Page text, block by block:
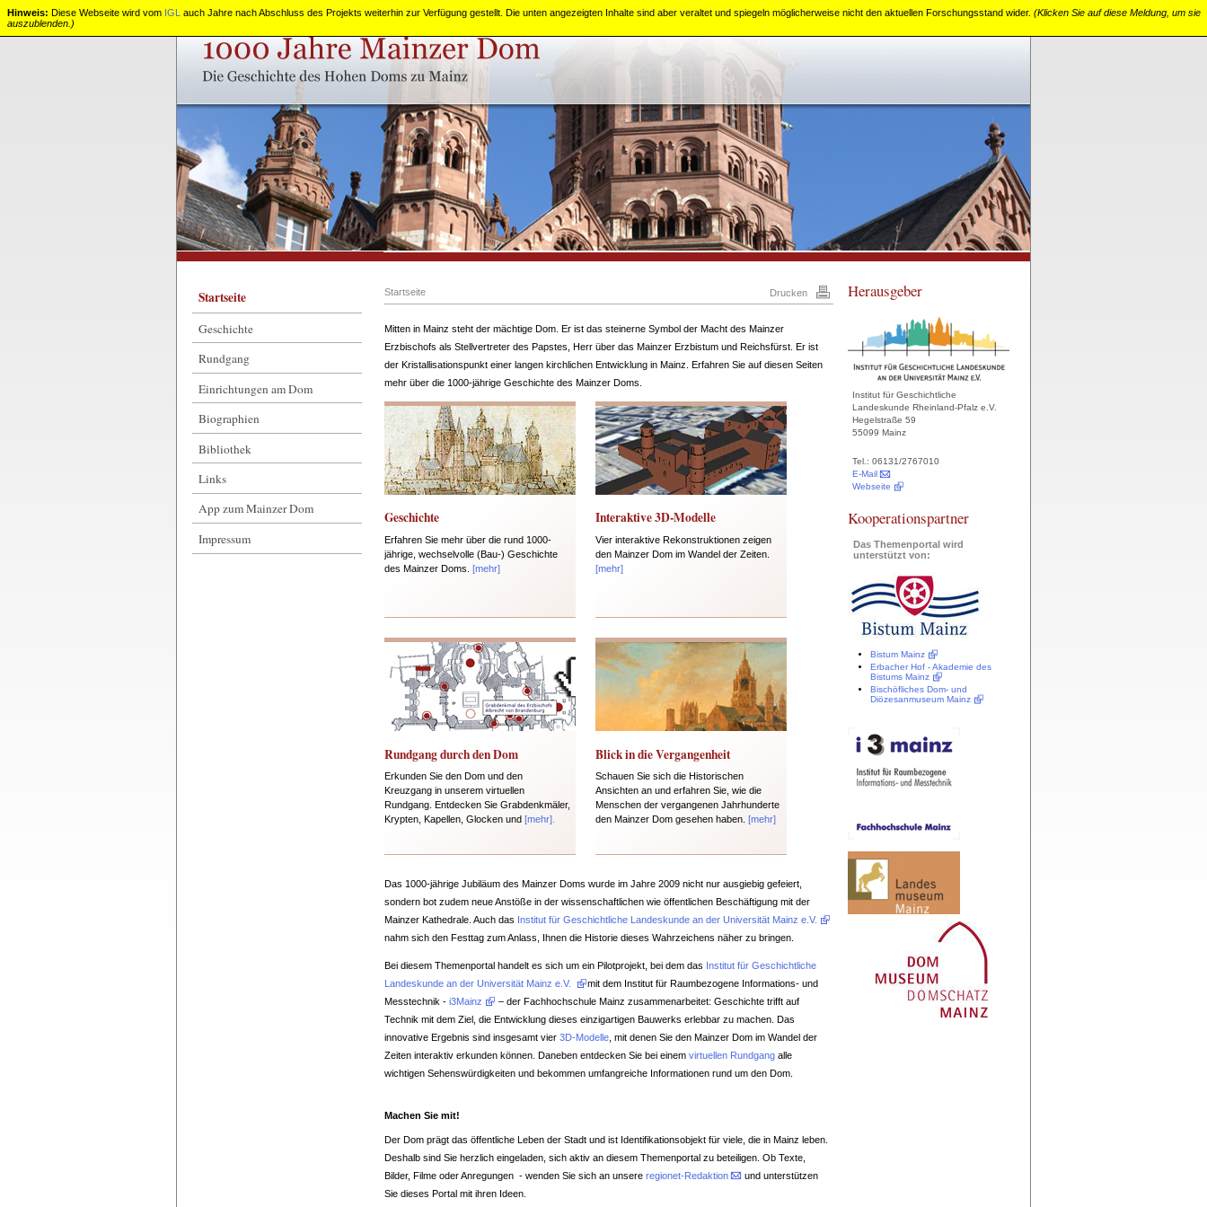
Jahre
Mainzer
Dom
Startseite
Geschichte
Rundgang
Einrichtungen am Dom
Biographien
Bibliothek
Links
App zum Mainzer Dom
Impressum
Herausgeber
Institut für Geschichtliche
Landeskunde Rheinland-Pfalz e.V.
Hegelstraße 59
55099 Mainz
Tel.: 06131/2767010
E-Mail
Webseite
Kooperationspartner
Das Themenportal wird
unterstützt von:
Bistum Mainz
Erbacher Hof - Akademie des
Bistums Mainz
Bischöfliches Dom- und
Diözesanmuseum Mainz
Drucken
Startseite
Mitten in Mainz steht der mächtige Dom. Er ist das steinerne Symbol der Macht des Mainzer
Erzbischofs als Stellvertreter des Papstes, Herr über das Mainzer Erzbistum und Reichsfürst. Er ist
der Kristallisationspunkt einer langen kirchlichen Entwicklung in Mainz. Erfahren Sie auf diesen Seiten
mehr über die 1000-jährige Geschichte des Mainzer Doms.
Geschichte
Erfahren Sie mehr über die rund 1000-
jährige, wechselvolle (Bau-) Geschichte
des Mainzer Doms.[mehr]
Interaktive 3D-Modelle
Vier interaktive Rekonstruktionen zeigen
den Mainzer Dom im Wandel der Zeiten.
[mehr]
Rundgang durch den Dom
Erkunden Sie den Dom und den
Kreuzgang in unserem virtuellen
Rundgang. Entdecken Sie Grabdenkmäler,
Krypten, Kapellen, Glocken und [mehr].
Blick in die Vergangenheit
Schauen Sie sich die Historischen
Ansichten an und erfahren Sie, wie die
Menschen der vergangenen Jahrhunderte
den Mainzer Dom gesehen haben. [mehr]
Das 1000-jährige Jubiläum des Mainzer Doms wurde im Jahre 2009 nicht nur ausgiebig gefeiert,
sondern bot zudem neue Anstöße in der wissenschaftlichen wie öffentlichen Beschäftigung mit der
Mainzer Kathedrale. Auch das Institut für Geschichtliche Landeskunde an der Universität Mainz e.V.
nahm sich den Festtag zum Anlass, Ihnen die Historie dieses Wahrzeichens näher zu bringen.
Bei diesem Themenportal handelt es sich um ein Pilotprojekt, bei dem das Institut für Geschichtliche
Landeskunde an der Universität Mainz e.V.
mit dem Institut für Raumbezogene Informations- und
Messtechnik -i3Mainz
– der Fachhochschule Mainz zusammenarbeitet: Geschichte trifft auf
Technik mit dem Ziel, die Entwicklung dieses einzigartigen Bauwerks erlebbar zu machen. Das
innovative Ergebnis sind insgesamt vier3D-Modelle , mit denen Sie den Mainzer Dom im Wandel der
Zeiten interaktiv erkunden können. Daneben entdecken Sie bei einemvirtuellen Rundgang alle
wichtigen Sehenswürdigkeiten und bekommen umfangreiche Informationen rund um den Dom.
Machen Sie mit!
Der Dom prägt das öffentliche Leben der Stadt und ist Identifikationsobjekt für viele, die in Mainz leben.
Deshalb sind Sie herzlich eingeladen, sich aktiv an diesem Themenportal zu beteiligen. Ob Texte,
Bilder, Filme oder Anregungen - wenden Sie sich an unsereregionet-Redaktion
und unterstützen
Sie dieses Portal mit ihren Ideen.
Hinweis: Diese Webseite wird vom IGL auch Jahre nach Abschluss des Projekts weiterhin zur Verfügung gestellt. Die unten angezeigten Inhalte sind aber veraltet und spiegeln möglicherweise nicht den aktuellen Forschungsstand wider. (Klicken Sie auf diese Meldung, um sie
auszublenden.)